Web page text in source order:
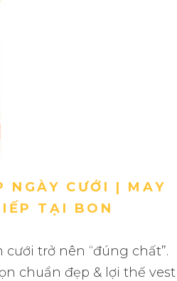
NGÀY CƯỚI | MAY
TẠI BON
trở nên “đúng chất”.
chuẩn đẹp & lợi thế vest